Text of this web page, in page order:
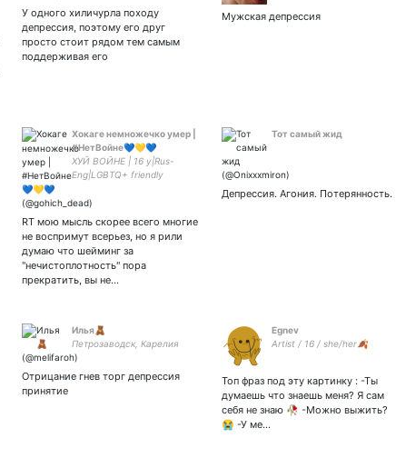
У одного хиличурла походу
депрессия, поэтому его друг
просто стоит рядом тем самым
поддерживая его
Мужская депрессия
Хокаге немножечко умер |
#НетВойне💙💛💙
ХУЙ ВОЙНЕ | 16 y|Rus-
Eng|LGBTQ+ friendly
Fnafsb| Noblesse|
rp
RT мою мысль скорее всего многие
не воспримут всерьез, но я рили
думаю что шейминг за
"нечистоплотность" пора
прекратить, вы не…
Тот самый жид
Депрессия. Агония. Потерянность.
Илья🧸
Петрозаводск, Карелия
Отрицание гнев торг депрессия
принятие
Egnev
Artist / 16 / she/her🍂
Топ фраз под эту картинку : -Ты
думаешь что знаешь меня? Я сам
себя не знаю 🥀 -Можно выжить?
😭 -У ме…